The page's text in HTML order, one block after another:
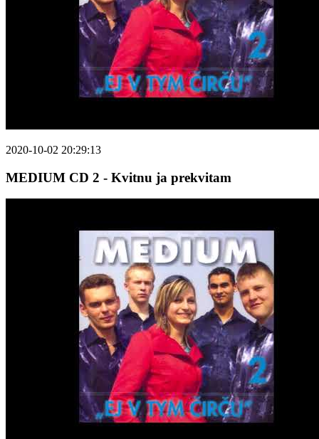
2020-10-02 20:29:13
MEDIUM CD 2 - Kvitnu ja prekvitam